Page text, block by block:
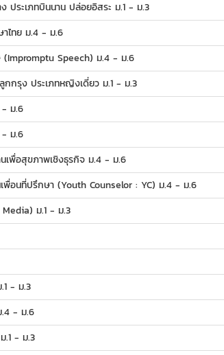
ประเภทบินนาน ปล่อยอิสระ ม.1 - ม.3
ไทย ม.4 - ม.6
Speech) ม.4 - ม.6
กกรุง ประเภทหญิงเดี่ยว ม.1 - ม.3
- ม.6
- ม.6
นเพื่อสุขภาพเชิงธุรกิจ ม.4 - ม.6
พื่อนที่ปรึกษา (Youth Counselor : YC) ม.4 - ม.6
ม.1 - ม.3
- ม.3
.4 - ม.6
.1 - ม.3